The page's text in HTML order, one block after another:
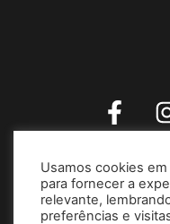
R$
Usamos cookies
para fornecer a
relevante,
preferências e